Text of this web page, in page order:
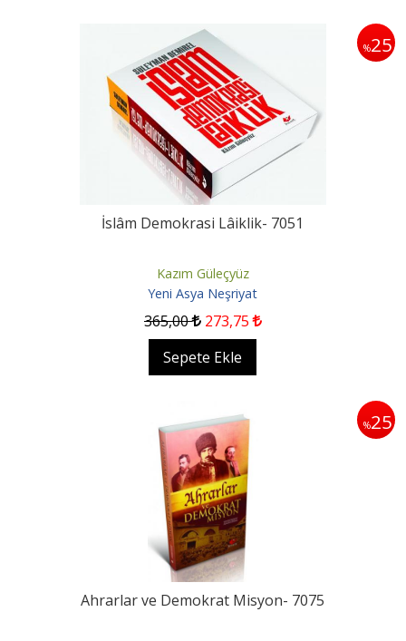
%25
İslâm Demokrasi Lâiklik- 7051
Kazım Güleçyüz
Yeni Asya Neşriyat
365,00 273,75
Sepete Ekle
%25
Ahrarlar ve Demokrat Misyon- 7075